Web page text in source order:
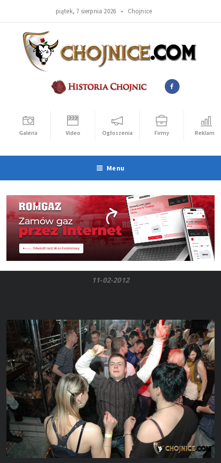
piątek, 7 sierpnia 2026 • Chojnice
Galeria Video Ogłoszenia Firmy Reklama
Menu
11-02-2012